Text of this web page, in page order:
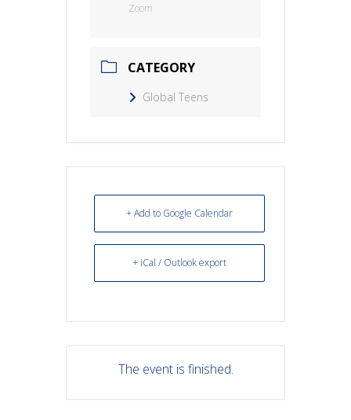
Zoom
CATEGORY
Global Teens
+ Add to Google Calendar
+ iCal / Outlook export
The event is finished.